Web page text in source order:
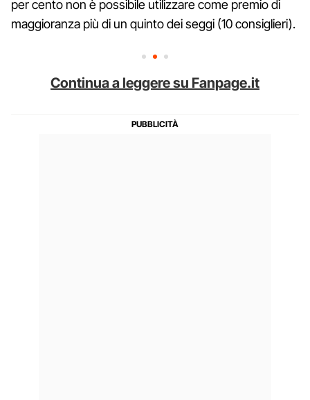
per cento non è possibile utilizzare come premio di
maggioranza più di un quinto dei seggi (10 consiglieri).
Continua a leggere su Fanpage.it